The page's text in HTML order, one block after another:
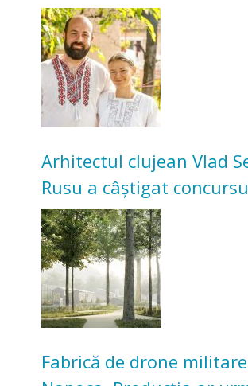
Acum cultivă legume în
bunicilor
Arhitectul clujean Vlad
Rusu a câștigat
transformarea Grădinii
Universitarilor
Fabrică de drone